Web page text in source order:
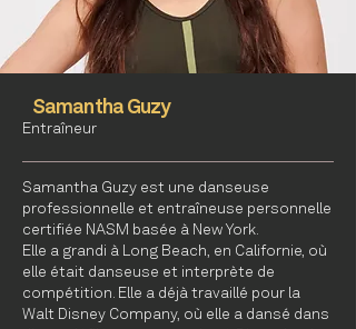
Samantha Guzy
Entraîneur
Samantha Guzy est une danseuse
professionnelle et entraîneuse personnelle
certifiée NASM basée à New York.
Elle a grandi à Long Beach, en Californie, où
elle était danseuse et interprète de
compétition. Elle a déjà travaillé pour la
Walt Disney Company, où elle a dansé dans